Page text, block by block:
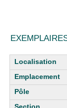
Liste des